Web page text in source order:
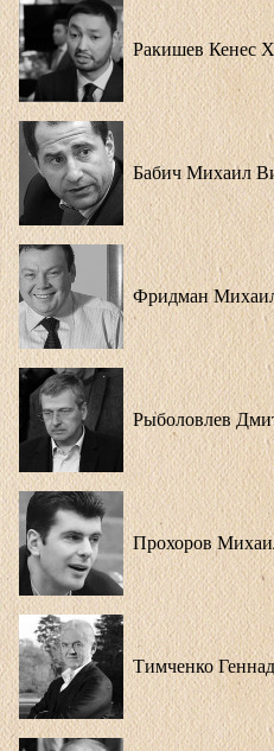
Ракишев Кенес
Бабич Михаил
Фридман
Рыболовлев
Прохоров
Тимченко